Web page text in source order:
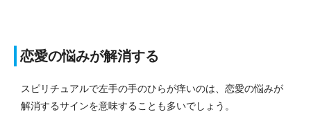
恋愛の悩みが解消する
スピリチュアルで左手の手のひらが痒いのは、恋愛の悩みが
解消するサインを意味することも多いでしょう。